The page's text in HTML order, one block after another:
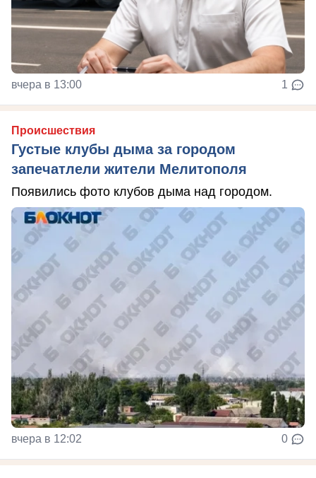
вчера в 13:00 1
Происшествия
Густые клубы дыма за городом
запечатлели жители Мелитополя
Появились фото клубов дыма над городом.
вчера в 12:02 0